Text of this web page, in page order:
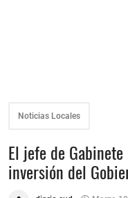
Noticias Locales
El jefe de
inversión del